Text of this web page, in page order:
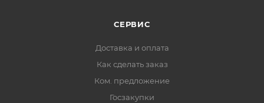
СЕРВИС
Доставка и оплата
Как сделать заказ
Ком. предложение
Госзакупки